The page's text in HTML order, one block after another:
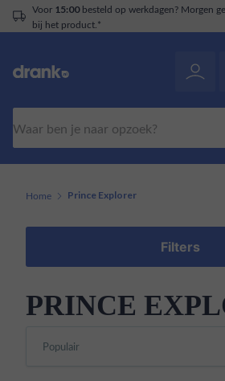
Voor 15:00besteld op werkdagen? Morgen
bij het product.*
Home Prince Explorer
Filters
PRINCE